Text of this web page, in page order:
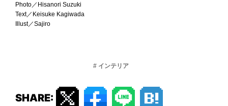
Photo／Hisanori Suzuki
Text／Keisuke Kagiwada
Illust／Sajiro
# インテリア
SHARE: